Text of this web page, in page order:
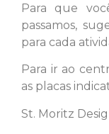
Para que
passamos,
para cada
Para ir ao
as placas
St. Moritz